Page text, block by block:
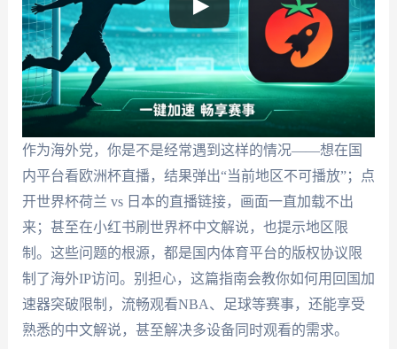
作为海外党，你是不是经常遇到这样的情况——想在国
内平台看欧洲杯直播，结果弹出“当前地区不可播放”；点
开世界杯荷兰 vs 日本的直播链接，画面一直加载不出
来；甚至在小红书刷世界杯中文解说，也提示地区限
制。这些问题的根源，都是国内体育平台的版权协议限
制了海外IP访问。别担心，这篇指南会教你如何用回国加
速器突破限制，流畅观看NBA、足球等赛事，还能享受
熟悉的中文解说，甚至解决多设备同时观看的需求。